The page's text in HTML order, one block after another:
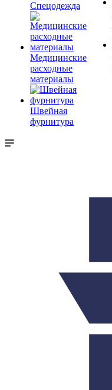
Спецодежда
Медицинские
расходные
материалы
Швейная
фурнитура